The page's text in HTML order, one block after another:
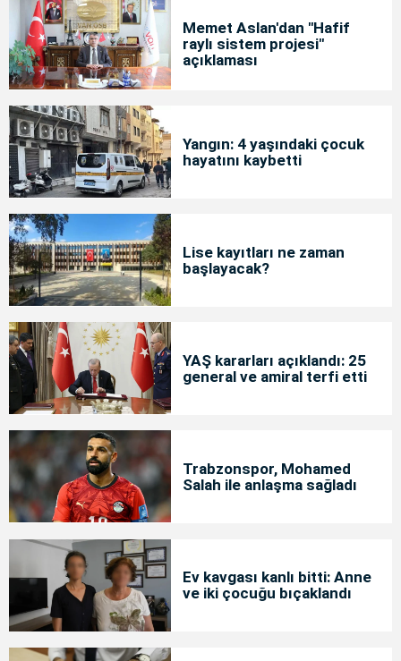
Memet Aslan'dan "Hafif
raylı sistem projesi"
açıklaması
Yangın: 4 yaşındaki çocuk
hayatını kaybetti
Lise kayıtları ne zaman
başlayacak?
YAŞ kararları açıklandı: 25
general ve amiral terfi etti
Trabzonspor, Mohamed
Salah ile anlaşma sağladı
Ev kavgası kanlı bitti: Anne
ve iki çocuğu bıçaklandı